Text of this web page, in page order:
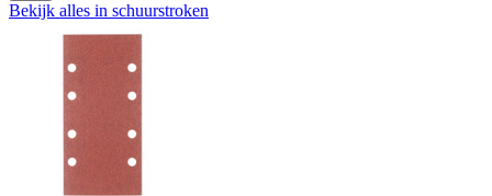
Bekijk alles in schuurstroken